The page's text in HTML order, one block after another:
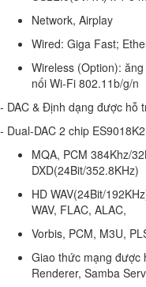
Network, Airplay
Wired: Giga Fast;
Wireless (Option):
nối Wi-Fi 802.11b/g/n
- DAC & Định dạng được hỗ
- Dual-DAC 2 chip
MQA, PCM 384Khz/
DXD(24Bit/352.8KHz)
HD WAV(24Bit/
WAV, FLAC, ALAC,
Vorbis, PCM, M3U,
Giao thức mạng được
Renderer, Samba